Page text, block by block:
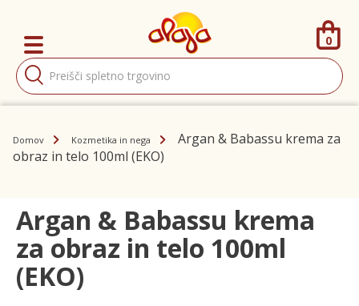
Products
search
0
Domov Kozmetika in nega
Argan & Babassu krema za
obraz in telo 100ml (EKO)
Argan & Babassu krema
za obraz in telo 100ml
(EKO)